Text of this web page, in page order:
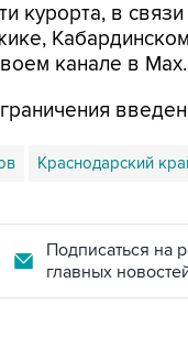
курорта, в
канале в Max.
Краснодарский
Подписаться на
главных